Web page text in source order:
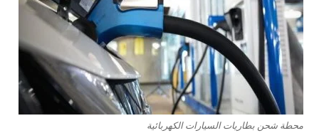
محطة شحن بطاريات السيارات الكهربائية